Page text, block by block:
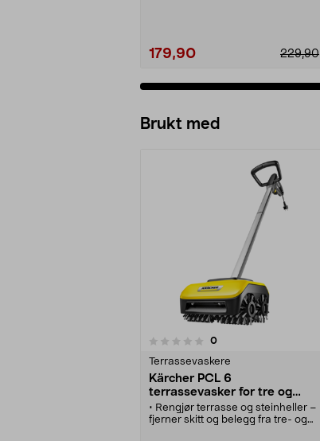
179,90 229,90
Brukt med
0anmeldelser
Terrassevaskere
Kärcher PCL 6
terrassevasker for tre og
stein
• Rengjør terrasse og steinheller –
fjerner skitt og belegg fra tre- og